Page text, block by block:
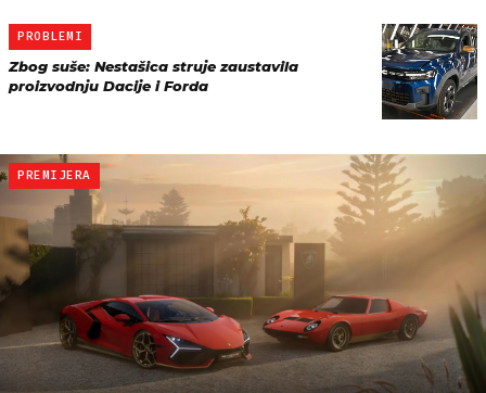
PROBLEMI
Zbog suše: Nestašica struje zaustavila
proizvodnju Dacije i Forda
PREMIJERA